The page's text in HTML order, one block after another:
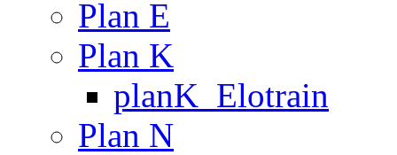
Plan E
Plan K
planK_Elotrain
Plan N